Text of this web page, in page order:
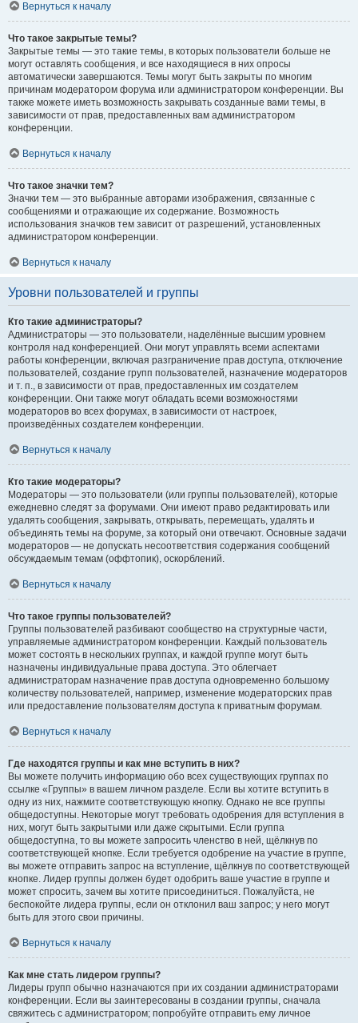
Вернуться к началу
Что такое закрытые темы?
Закрытые темы — это такие темы, в которых пользователи больше не
могут оставлять сообщения, и все находящиеся в них опросы
автоматически завершаются. Темы могут быть закрыты по многим
причинам модератором форума или администратором конференции. Вы
также можете иметь возможность закрывать созданные вами темы, в
зависимости от прав, предоставленных вам администратором
конференции.
Вернуться к началу
Что такое значки тем?
Значки тем — это выбранные авторами изображения, связанные с
сообщениями и отражающие их содержание. Возможность
использования значков тем зависит от разрешений, установленных
администратором конференции.
Вернуться к началу
Уровни пользователей и группы
Кто такие администраторы?
Администраторы — это пользователи, наделённые высшим уровнем
контроля над конференцией. Они могут управлять всеми аспектами
работы конференции, включая разграничение прав доступа, отключение
пользователей, создание групп пользователей, назначение модераторов
и т. п., в зависимости от прав, предоставленных им создателем
конференции. Они также могут обладать всеми возможностями
модераторов во всех форумах, в зависимости от настроек,
произведённых создателем конференции.
Вернуться к началу
Кто такие модераторы?
Модераторы — это пользователи (или группы пользователей), которые
ежедневно следят за форумами. Они имеют право редактировать или
удалять сообщения, закрывать, открывать, перемещать, удалять и
объединять темы на форуме, за который они отвечают. Основные задачи
модераторов — не допускать несоответствия содержания сообщений
обсуждаемым темам (оффтопик), оскорблений.
Вернуться к началу
Что такое группы пользователей?
Группы пользователей разбивают сообщество на структурные части,
управляемые администратором конференции. Каждый пользователь
может состоять в нескольких группах, и каждой группе могут быть
назначены индивидуальные права доступа. Это облегчает
администраторам назначение прав доступа одновременно большому
количеству пользователей, например, изменение модераторских прав
или предоставление пользователям доступа к приватным форумам.
Вернуться к началу
Где находятся группы и как мне вступить в них?
Вы можете получить информацию обо всех существующих группах по
ссылке «Группы» в вашем личном разделе. Если вы хотите вступить в
одну из них, нажмите соответствующую кнопку. Однако не все группы
общедоступны. Некоторые могут требовать одобрения для вступления в
них, могут быть закрытыми или даже скрытыми. Если группа
общедоступна, то вы можете запросить членство в ней, щёлкнув по
соответствующей кнопке. Если требуется одобрение на участие в группе,
вы можете отправить запрос на вступление, щёлкнув по соответствующей
кнопке. Лидер группы должен будет одобрить ваше участие в группе и
может спросить, зачем вы хотите присоединиться. Пожалуйста, не
беспокойте лидера группы, если он отклонил ваш запрос; у него могут
быть для этого свои причины.
Вернуться к началу
Как мне стать лидером группы?
Лидеры групп обычно назначаются при их создании администраторами
конференции. Если вы заинтересованы в создании группы, сначала
свяжитесь с администратором; попробуйте отправить ему личное